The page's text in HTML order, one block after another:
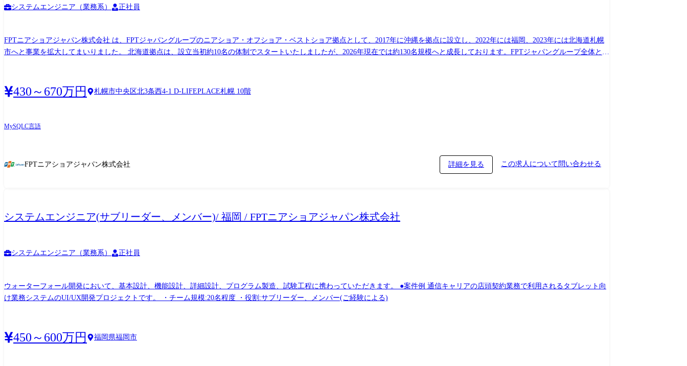
マートシティおよびスマートビルディング領域におけるサービス開発に携わり、業界知見をベースとした実装および価値創出を推進します。 お任せしたい業務 スマートシティを起点とした
型ITエンジニアを担当していただきます。 (2)スマートシティを起点とした都市計画事業、およびスマートビルディングを起点としたビル関連事業において、顧客業務の理解・整理を踏ま
えた要件検討から、システム開発・運用・改善まで一連のプロセスに関与いただきます。 (案件例) ●都市計画事業会社様向け対応 (スマートシティサービス) 日本では少子高齢化による社
ぶ」といった人々の生活シーンを通じて、「私が私らしく生きられる」社会を実現させる、住民に寄り添ったスマートシティサービスを提供し続けることが大事であると考えています。日
立はデータやサービスが連携するスマートシティサービスを通じて、人に、そして環境を通して人の暮らしに貢献するもの ●日立ビルシステム様向け対応 (HMAX for Buildings--BuilMirai)
最適化や高度な意思決定に活かしきれていないことが課題となっている。本案件は、HMAX for Buildingsとして、ビル設備の稼働データ、点検・保全情報、就業者データ等を統合管理し、
な使用する技術は以下の通りです。 ・クラウド: AWS/Azure ・言語: Java/TypeScript/Python ・フレームワーク: Spring Boot/React ・ソースコード管理: GitHub ・DB: PostgreSQL/MySQL ・プロ
システムエンジニア（業務系） 正社員
FPTニアショアジャパン株式会社 は、FPTジャパングループのニアショア・オフショア・ベストショア拠点として、2017年に沖縄を拠点に設立し、2022年には福岡、2023年には北海道札幌
市へと事業を拡大してまいりました。 北海道拠点は、設立当初約10名の体制でスタートいたしましたが、2026年現在では約130名規模へと成長しております。FPTジャパングループ全体とし
京勤務のプロジェクトマネージャーがフロントに立ち、札幌開発センターにてメインの開発を行っています。 現在のチーム構成は8名体制で、日本人・ベトナム人双方のエンジニアがアサ
インされています。 札幌チームには既存のリーダーが在籍していますが、複数案件を兼任しているため、将来的にはご入社いただく方にリーダーとしての役割を担っていただくことを想定
430～670万円 札幌市中央区北3条西4-1 D-LIFEPLACE札幌 10階
MySQLC言語
FPTニアショアジャパン株式会社 詳細を見る この求人について問い合わせる
システムエンジニア(サブリーダー、メンバー)/ 福岡 / FPTニアショアジャパン株式会社
システムエンジニア（業務系） 正社員
ウォーターフォール開発において、基本設計、機能設計、詳細設計、プログラム製造、試験工程に携わっていただきます。 ●案件例 通信キャリアの店頭契約業務で利用されるタブレット向
け業務システムのUI/UX開発プロジェクトです。 ・チーム規模:20名程度 ・役割:サブリーダー、メンバー(ご経験による)
450～600万円 福岡県福岡市